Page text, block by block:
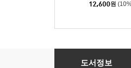
12,600원
호랑이를 덫에 가두면
도서정보